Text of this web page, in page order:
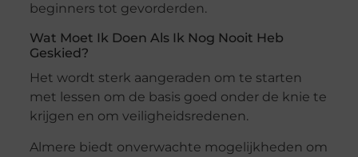
beginners tot gevorderden.
Wat Moet Ik Doen Als Ik Nog Nooit Heb
Geskied?
Het wordt sterk aangeraden om te starten
met lessen om de basis goed onder de knie te
krijgen en om veiligheidsredenen.
Almere biedt onverwachte mogelijkheden om